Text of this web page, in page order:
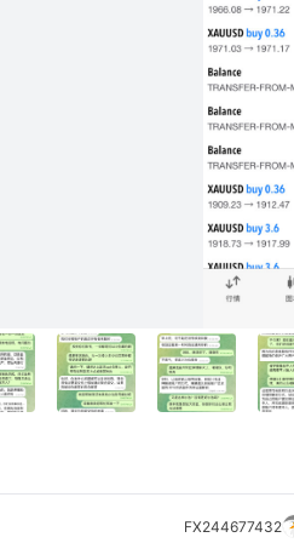
FX244677432